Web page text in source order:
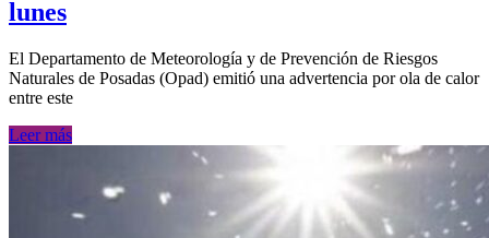
lunes
El Departamento de Meteorología y de Prevención de Riesgos
Naturales de Posadas (Opad) emitió una advertencia por ola de calor
entre este
Leer más